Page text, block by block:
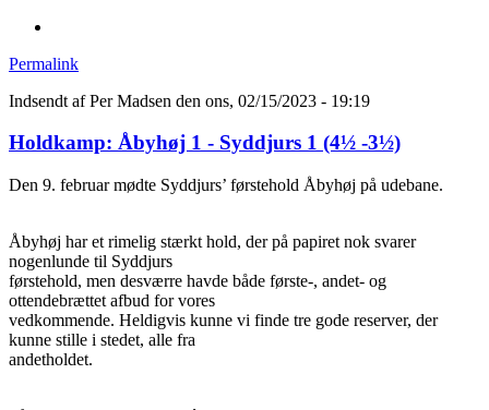
Permalink
Indsendt afPer Madsen den ons, 02/15/2023 - 19:19
Holdkamp: Åbyhøj 1 - Syddjurs 1 (4½ -3½)
Den 9. februar mødte Syddjurs’ førstehold Åbyhøj på udebane.
Åbyhøj har et rimelig stærkt hold, der på papiret nok svarer
nogenlunde til Syddjurs
førstehold, men desværre havde både første-, andet- og
ottendebrættet afbud for vores
vedkommende. Heldigvis kunne vi finde tre gode reserver, der
kunne stille i stedet, alle fra
andetholdet.